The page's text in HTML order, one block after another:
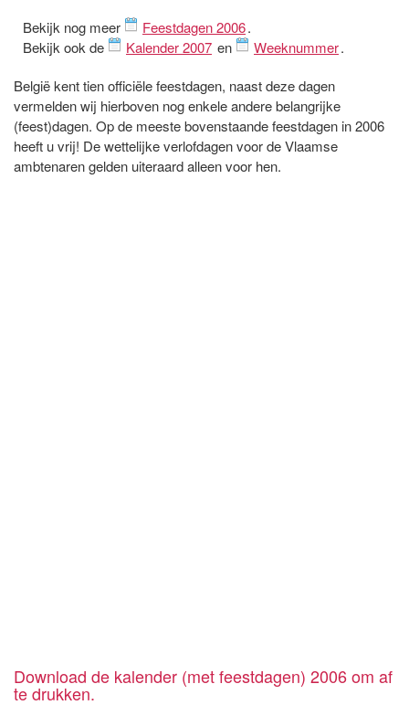
Bekijk nog meer
Feestdagen 2006.
Bekijk ook de
Kalender 2007 en Weeknummer.
België kent tien officiële feestdagen, naast deze dagen
vermelden wij hierboven nog enkele andere belangrijke
(feest)dagen. Op de meeste bovenstaande feestdagen in 2006
heeft u vrij! De wettelijke verlofdagen voor de Vlaamse
ambtenaren gelden uiteraard alleen voor hen.
Download de kalender (met feestdagen) 2006 om af
te drukken.